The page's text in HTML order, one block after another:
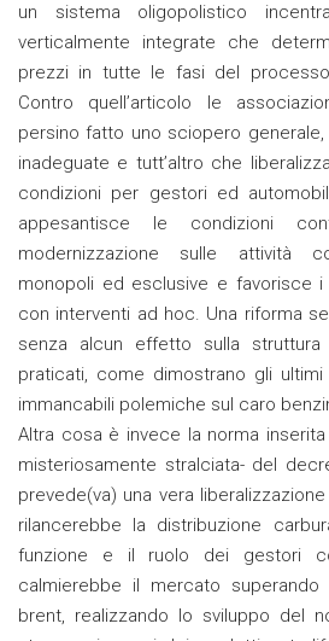
un sistema oligopolistico
verticalmente integrate che
prezzi in tutte le fasi del processo
Contro quell’articolo le
persino fatto uno sciopero
inadeguate e tutt’altro che
condizioni per gestori ed
appesantisce le condizioni
modernizzazione sulle attività
monopoli ed esclusive e favorisce
con interventi ad hoc. Una riforma
senza alcun effetto sulla
praticati, come dimostrano gli ultimi
immancabili polemiche sul caro
Altra cosa è invece la norma inserita
misteriosamente stralciata- del
prevede(va) una vera
rilancerebbe la distribuzione
funzione e il ruolo dei gestori
calmierebbe il mercato
brent, realizzando lo sviluppo del